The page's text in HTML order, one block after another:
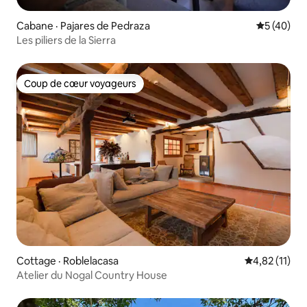
Cabane · Pajares de Pedraza Note
5 (40)
Les piliers de la Sierra
Coup de cœur voyageurs
Coup de cœur voyageurs
Cottage · Roblelacasa Note
4,82 (11)
Atelier du Nogal Country House